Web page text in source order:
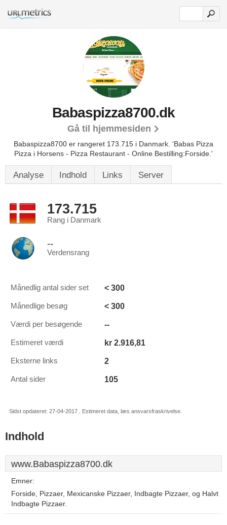
Babaspizza8700.dk
Gå til hjemmesiden
Babaspizza8700 er rangeret 173.715 i Danmark. 'Babas Pizza
Pizza i Horsens - Pizza Restaurant - Online Bestilling:Forside.'
Analyse Indhold Links Server
173.715
Rang i Danmark
--
Verdensrang
Månedlig antal sider set < 300
Månedlige besøg < 300
Værdi per besøgende --
Estimeret værdi kr 2.916,81
Eksterne links 2
Antal sider 105
Sidst opdateret: 27-04-2017 . Estimeret data, læs ansvarsfraskrivelse.
Indhold
www.Babaspizza8700.dk
Emner:
Forside, Pizzaer, Mexicanske Pizzaer, Indbagte Pizzaer, og Halvt
Indbagte Pizzaer.